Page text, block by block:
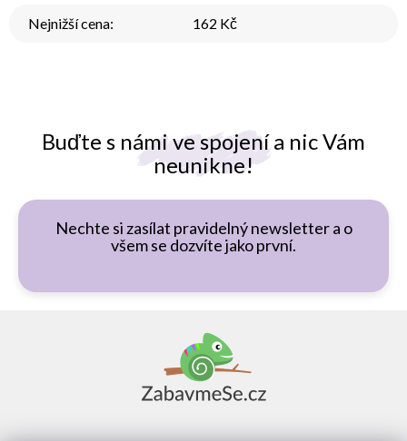
Buďte s námi ve spojení a nic Vám
neunikne!
Nechte si zasílat pravidelný newsletter a o
všem se dozvíte jako první.
Nejnižší cena: 162 Kč